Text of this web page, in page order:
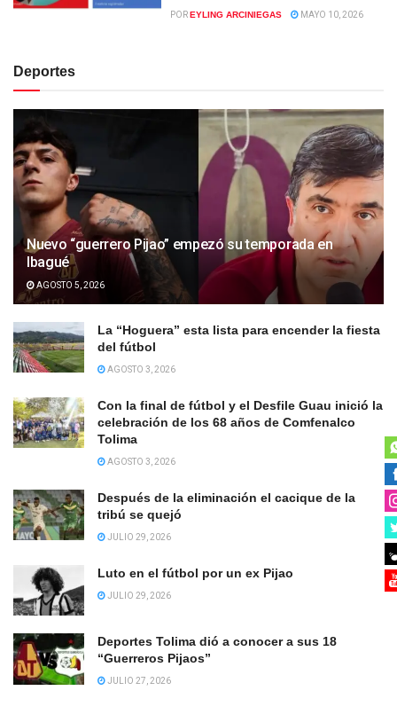
POREYLING ARCINIEGAS MAYO 10, 2026
Deportes
Nuevo “guerrero Pijao” empezó su temporada en
Ibagué
AGOSTO 5, 2026
La “Hoguera” esta lista para encender la fiesta
del fútbol
AGOSTO 3, 2026
Con la final de fútbol y el Desfile Guau inició la
celebración de los 68 años de Comfenalco
Tolima
AGOSTO 3, 2026
Después de la eliminación el cacique de la
tribú se quejó
JULIO 29, 2026
Luto en el fútbol por un ex Pijao
JULIO 29, 2026
Deportes Tolima dió a conocer a sus 18
“Guerreros Pijaos”
JULIO 27, 2026